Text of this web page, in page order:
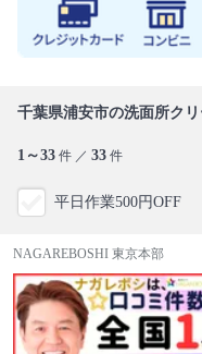
千葉県浦安市の洗面所ク
1～33 件 ／ 33 件
平日作業500円OFF
NAGAREBOSHI 東京本部